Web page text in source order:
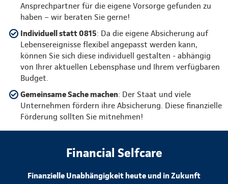
Ansprechpartner für die eigene Vorsorge gefunden zu
haben – wir beraten Sie gerne!
Individuell statt 0815: Da die eigene Absicherung auf
Lebensereignisse flexibel angepasst werden kann,
können Sie sich diese individuell gestalten - abhängig
von Ihrer aktuellen Lebensphase und Ihrem verfügbaren
Budget.
Gemeinsame Sache machen: Der Staat und viele
Unternehmen fördern ihre Absicherung. Diese finanzielle
Förderung sollten Sie mitnehmen!
Financial Selfcare
Finanzielle Unabhängigkeit heute und in Zukunft